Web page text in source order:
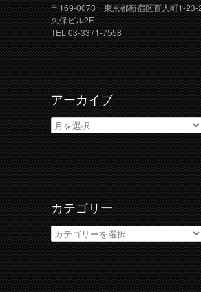
〒169-0073 東京都新宿区百人町1-23-
久保ビル2F
TEL 03-3371-7558
アーカイブ
ア
ー
カ
イ
ブ
カテゴリー
カ
テ
ゴ
リ
ー